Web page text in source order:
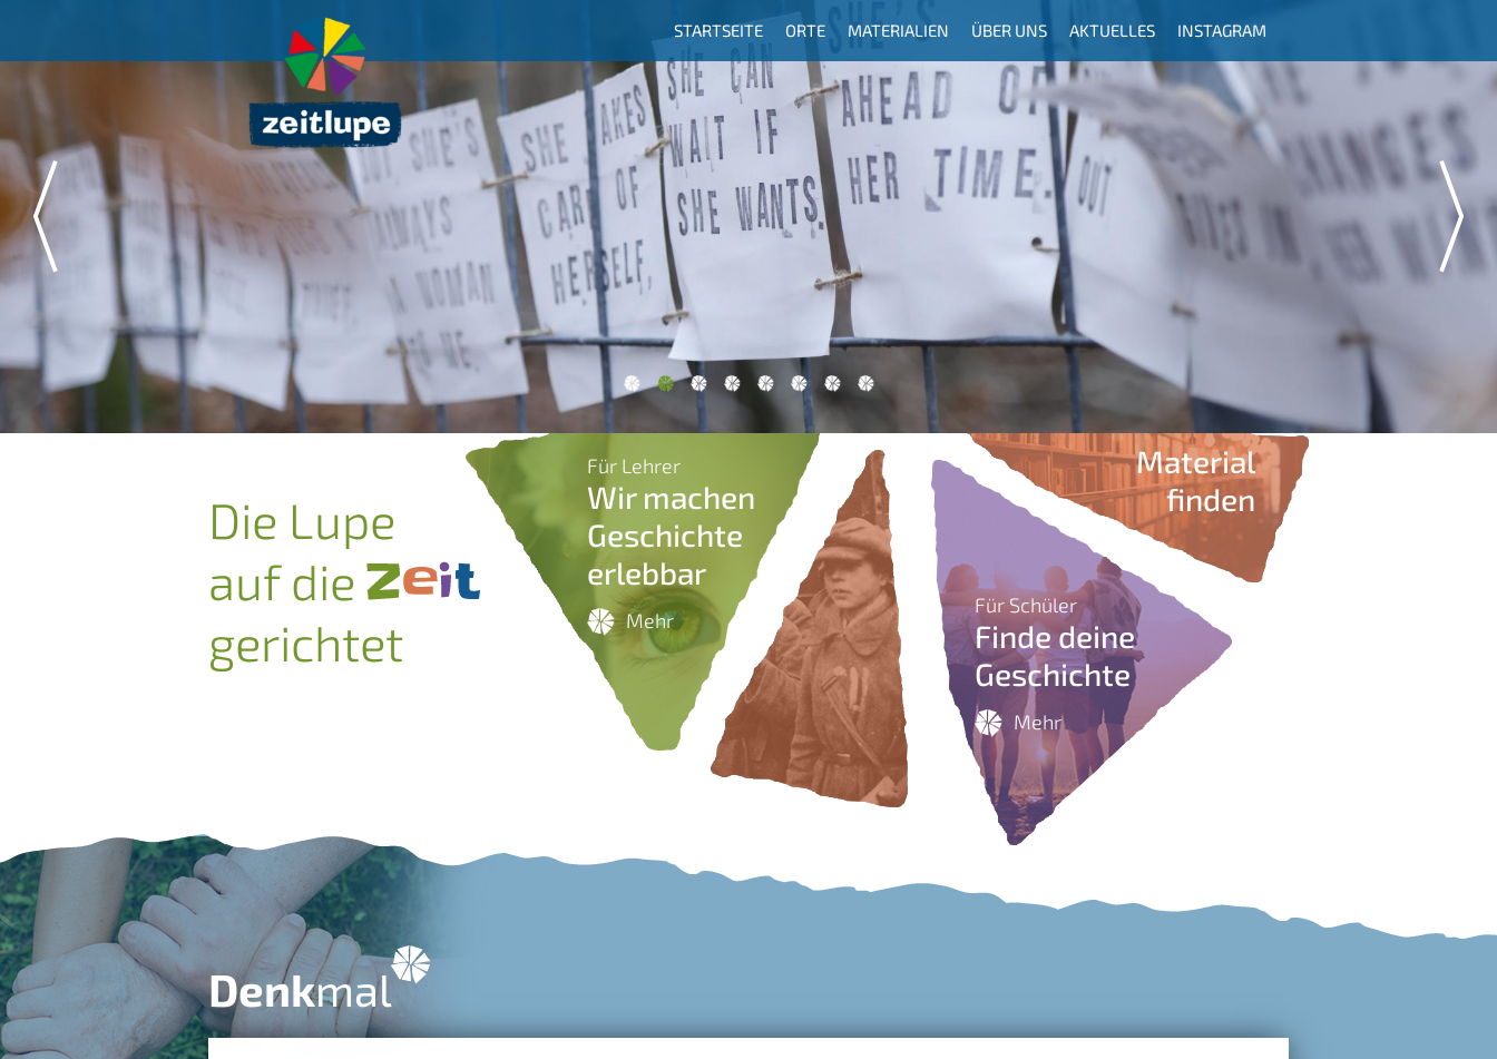
Hauptnavigation
STARTSEITE ORTE MATERIALIEN ÜBER UNS AKTUELLES INSTAGRAM
Die Lupe
auf die
gerichtet
Für Lehrer
Wir machen
Geschichte
erlebbar
Mehr
Für Schüler
Finde deine
Geschichte
Mehr
Material
finden
Denkmal